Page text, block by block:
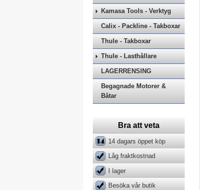
Kamasa Tools - Verktyg
Calix - Packline - Takboxar
Thule - Takboxar
Thule - Lasthållare
LAGERRENSING
Begagnade Motorer &
Båtar
Bra att veta
14 dagars öppet köp
Låg fraktkostnad
I lager
Besöka vår butik